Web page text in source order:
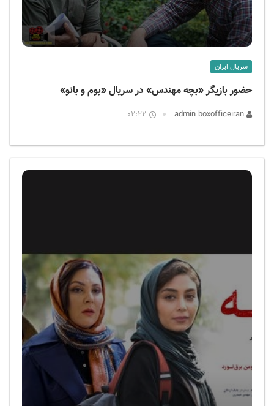
سریال ایران
حضور بازیگر «بچه مهندس» در سریال «بوم و بانو»
02:22